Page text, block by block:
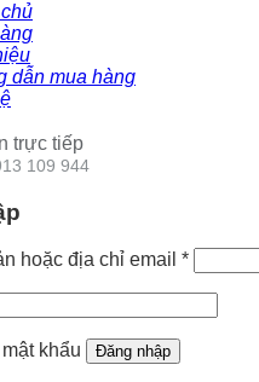
dẫn mua hàng
trực tiếp
109 944
hoặc địa chỉ email *
khẩu Đăng nhập